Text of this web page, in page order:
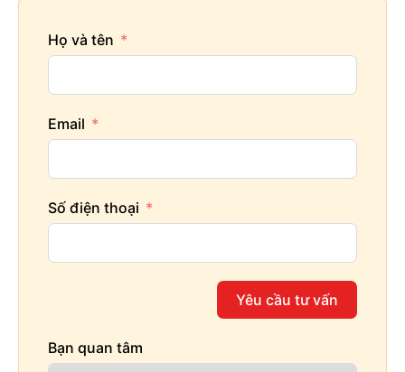
Họ và tên
Email
Số điện thoại
Yêu cầu tư vấn
Bạn quan tâm